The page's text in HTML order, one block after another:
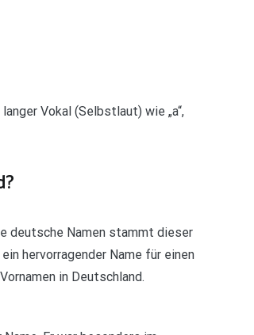
Vokal (Selbstlaut) wie „a“,
deutsche Namen stammt dieser
hervorragender Name für einen
in Deutschland.